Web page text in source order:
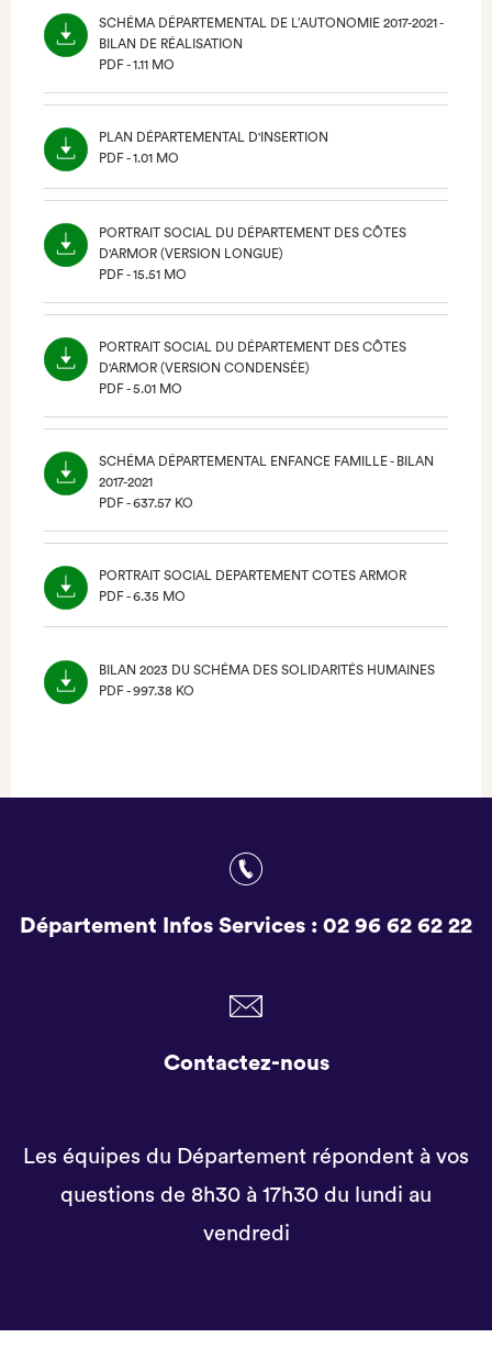
SCHÉMA DÉPARTEMENTAL DE L’AUTONOMIE 2017-2021 -
BILAN DE RÉALISATION
PDF - 1.11 MO
ONGLET)
PLAN DÉPARTEMENTAL D'INSERTION
PDF - 1.01 MO
ONGLET)
PORTRAIT SOCIAL DU DÉPARTEMENT DES CÔTES
D'ARMOR (VERSION LONGUE)
PDF - 15.51 MO
ONGLET)
PORTRAIT SOCIAL DU DÉPARTEMENT DES CÔTES
D'ARMOR (VERSION CONDENSÉE)
PDF - 5.01 MO
ONGLET)
SCHÉMA DÉPARTEMENTAL ENFANCE FAMILLE - BILAN
2017-2021
PDF - 637.57 KO
ONGLET)
PORTRAIT SOCIAL DEPARTEMENT COTES ARMOR
PDF - 6.35 MO
BILAN 2023 DU SCHÉMA DES SOLIDARITÉS HUMAINES
PDF - 997.38 KO
Département Infos Services : 02 96 62 62 22
Contactez-nous
Les équipes du Département répondent à vos
questions de 8h30 à 17h30 du lundi au
vendredi